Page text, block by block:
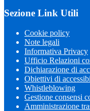
Sezione Link Utili
Cookie policy
Note legali
Informativa Privacy
Ufficio Relazioni
Dichiarazione di
Obiettivi di
Whistleblowing
Gestione consensi
Amministrazione